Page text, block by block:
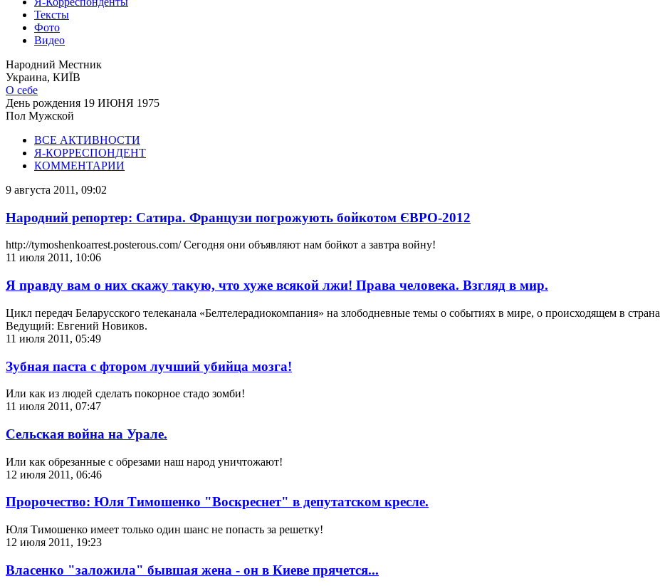
Тексты
Фото
Видео
Народний Местник
Украина, КИЇВ
О себе
День рождения 19 ИЮНЯ 1975
Пол Мужской
ВСЕ АКТИВНОСТИ
Я-КОРРЕСПОНДЕНТ
КОММЕНТАРИИ
9 августа 2011, 09:02
Народний репортер: Сатира. Французи погрожують бойкотом ЄВРО-2012
http://tymoshenkoarrest.posterous.com/ Сегодня они объявляют нам бойкот а завтра войну!
11 июля 2011, 10:06
Я правду вам о них скажу такую, что хуже всякой лжи! Права человека. Взгляд в мир.
Цикл передач Беларусского телеканала «Белтелерадиокомпания» на злободневные темы о событиях в мире, о происходящем в
Ведущий: Евгений Новиков.
11 июля 2011, 05:49
Зубная паста с фтором лучший убийца мозга!
Или как из людей сделать покорное стадо зомби!
11 июля 2011, 07:47
Сельская война на Урале.
Или как обрезанные с обрезами наш народ уничтожают!
12 июля 2011, 06:46
Пророчество: Юля Тимошенко "Воскреснет" в депутатском кресле.
Юля Тимошенко имеет только один шанс не попасть за решетку!
12 июля 2011, 19:23
Власенко "заложила" бывшая жена - он в Киеве прячется...